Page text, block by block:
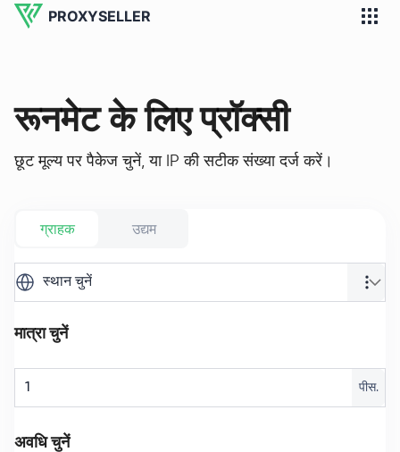
PROXYSELLER
रूनमेट के लिए प्रॉक्सी
छूट मूल्य पर पैकेज चुनें, या IP की सटीक संख्या दर्ज करें।
ग्राहक उद्यम
स्थान चुनें
मात्रा चुनें
पीस.
अवधि चुनें